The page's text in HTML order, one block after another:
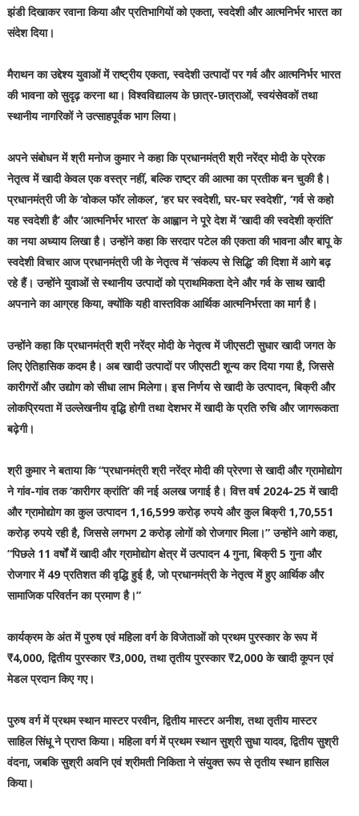
झंडी दिखाकर रवाना किया और प्रतिभागियों को एकता, स्वदेशी और आत्मनिर्भर भारत का
संदेश दिया।
मैराथन का उद्देश्य युवाओं में राष्ट्रीय एकता, स्वदेशी उत्पादों पर गर्व और आत्मनिर्भर भारत
की भावना को सुदृढ़ करना था। विश्वविद्यालय के छात्र-छात्राओं, स्वयंसेवकों तथा
स्थानीय नागरिकों ने उत्साहपूर्वक भाग लिया।
अपने संबोधन में श्री मनोज कुमार ने कहा कि प्रधानमंत्री श्री नरेंद्र मोदी के प्रेरक
नेतृत्व में खादी केवल एक वस्त्र नहीं, बल्कि राष्ट्र की आत्मा का प्रतीक बन चुकी है।
प्रधानमंत्री जी के ‘वोकल फॉर लोकल’, ‘हर घर स्वदेशी, घर-घर स्वदेशी’, ‘गर्व से कहो
यह स्वदेशी है’ और ‘आत्मनिर्भर भारत’ के आह्वान ने पूरे देश में ‘खादी की स्वदेशी क्रांति’
का नया अध्याय लिखा है। उन्होंने कहा कि सरदार पटेल की एकता की भावना और बापू के
स्वदेशी विचार आज प्रधानमंत्री जी के नेतृत्व में ‘संकल्प से सिद्धि’ की दिशा में आगे बढ़
रहे हैं। उन्होंने युवाओं से स्थानीय उत्पादों को प्राथमिकता देने और गर्व के साथ खादी
अपनाने का आग्रह किया, क्योंकि यही वास्तविक आर्थिक आत्मनिर्भरता का मार्ग है।
उन्होंने कहा कि प्रधानमंत्री श्री नरेंद्र मोदी के नेतृत्व में जीएसटी सुधार खादी जगत के
लिए ऐतिहासिक कदम है। अब खादी उत्पादों पर जीएसटी शून्य कर दिया गया है, जिससे
कारीगरों और उद्योग को सीधा लाभ मिलेगा। इस निर्णय से खादी के उत्पादन, बिक्री और
लोकप्रियता में उल्लेखनीय वृद्धि होगी तथा देशभर में खादी के प्रति रुचि और जागरूकता
बढ़ेगी।
श्री कुमार ने बताया कि “प्रधानमंत्री श्री नरेंद्र मोदी की प्रेरणा से खादी और ग्रामोद्योग
ने गांव-गांव तक ‘कारीगर क्रांति’ की नई अलख जगाई है। वित्त वर्ष 2024-25 में खादी
और ग्रामोद्योग का कुल उत्पादन 1,16,599 करोड़ रुपये और कुल बिक्री 1,70,551
करोड़ रुपये रही है, जिससे लगभग 2 करोड़ लोगों को रोजगार मिला।” उन्होंने आगे कहा,
“पिछले 11 वर्षों में खादी और ग्रामोद्योग क्षेत्र में उत्पादन 4 गुना, बिक्री 5 गुना और
रोजगार में 49 प्रतिशत की वृद्धि हुई है, जो प्रधानमंत्री के नेतृत्व में हुए आर्थिक और
सामाजिक परिवर्तन का प्रमाण है।”
कार्यक्रम के अंत में पुरुष एवं महिला वर्ग के विजेताओं को प्रथम पुरस्कार के रूप में
₹4,000, द्वितीय पुरस्कार ₹3,000, तथा तृतीय पुरस्कार ₹2,000 के खादी कूपन एवं
मेडल प्रदान किए गए।
पुरुष वर्ग में प्रथम स्थान मास्टर परवीन, द्वितीय मास्टर अनीश, तथा तृतीय मास्टर
साहिल सिंधू ने प्राप्त किया। महिला वर्ग में प्रथम स्थान सुश्री सुधा यादव, द्वितीय सुश्री
वंदना, जबकि सुश्री अवनि एवं श्रीमती निकिता ने संयुक्त रूप से तृतीय स्थान हासिल
किया।